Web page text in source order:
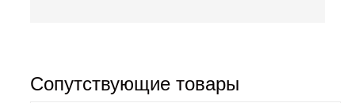
Сопутствующие товары